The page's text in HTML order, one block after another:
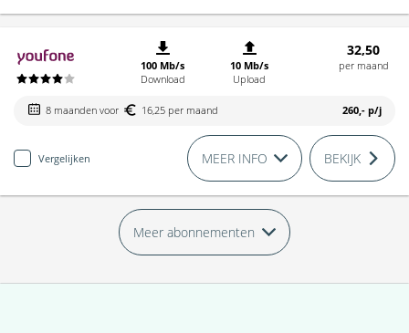
100 Mb/s
Download
10 Mb/s
Upload
32,50
per maand
8 maanden voor 16,25 per maand 260,- p/j
Vergelijken MEER INFO BEKIJK
Meer abonnementen